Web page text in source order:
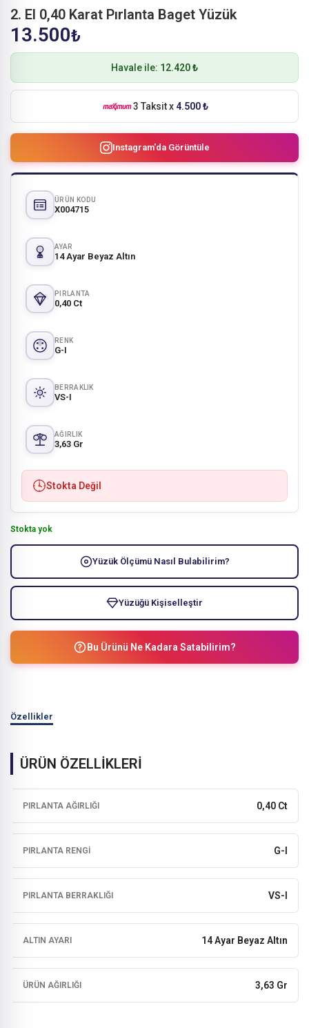
2. El 0,40 Karat Pırlanta Baget Yüzük
13.500₺
Havale ile: 12.420 ₺
3 Taksit x 4.500 ₺
Instagram'da Görüntüle
ÜRÜN KODU
X004715
AYAR
14 Ayar Beyaz Altın
PIRLANTA
0,40 Ct
RENK
G-I
BERRAKLIK
VS-I
AĞIRLIK
3,63 Gr
Stokta Değil
Stokta yok
Yüzük Ölçümü Nasıl Bulabilirim?
Yüzüğü Kişiselleştir
Bu Ürünü Ne Kadara Satabilirim?
Özellikler
ÜRÜN ÖZELLİKLERİ
PIRLANTA AĞIRLIĞI 0,40 Ct
PIRLANTA RENGI G-I
PIRLANTA BERRAKLIĞI VS-I
ALTIN AYARI 14 Ayar Beyaz Altın
ÜRÜN AĞIRLIĞI 3,63 Gr